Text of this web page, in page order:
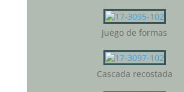
Juego de formas
Cascada recostada